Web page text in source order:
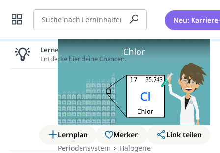
Suche Neu:
Lernplan Merken
Link teilen
Periodensystem
Halogene
Lernen lohnt sich!
Entdecke hier deine Chancen.